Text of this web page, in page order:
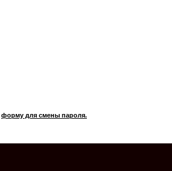
форму для смены пароля.